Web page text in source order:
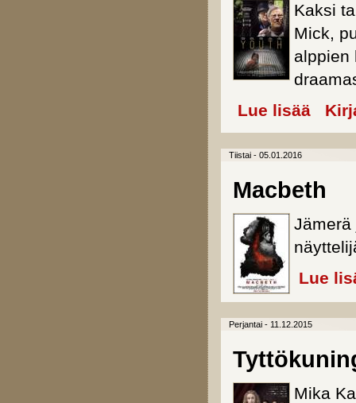
Kaksi
Mick,
alppien
Lue lisää about
Tiistai - 05.01.2016
Macbeth
Jämerä
Lue
Perjantai - 11.12.2015
Mika